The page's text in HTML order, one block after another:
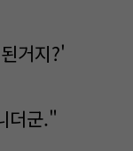
거지?'
더군."